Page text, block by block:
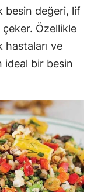
besin değeri, lif
Özellikle
hastaları ve
ideal bir besin